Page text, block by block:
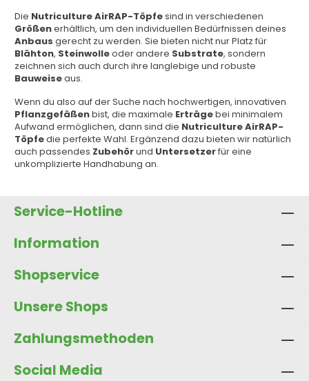
Die Nutriculture AirRAP-Töpfesind in verschiedenen
Größenerhältlich, um den individuellen Bedürfnissen deines
Anbaus gerecht zu werden. Sie bieten nicht nur Platz für
Blähton, Steinwolleoder andere Substrate, sondern
zeichnen sich auch durch ihre langlebige und robuste
Bauweiseaus.
Wenn du also auf der Suche nach hochwertigen, innovativen
Pflanzgefäßenbist, die maximale Erträgebei minimalem
Aufwand ermöglichen, dann sind die Nutriculture AirRAP-
Töpfedie perfekte Wahl. Ergänzend dazu bieten wir natürlich
auch passendes Zubehörund Untersetzerfür eine
unkomplizierte Handhabung an.
Service-Hotline
Information
Shopservice
Unsere Shops
Zahlungsmethoden
Social Media